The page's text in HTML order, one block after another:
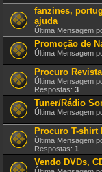
fanzines,
ajuda
Última Mensagem
Promoção de
Última Mensagem
Procuro
Última Mensagem
Respostas: 3
Tuner/Rádio
Última Mensagem
Procuro T-shirt
Última Mensagem
Respostas: 1
Vendo DVDs,